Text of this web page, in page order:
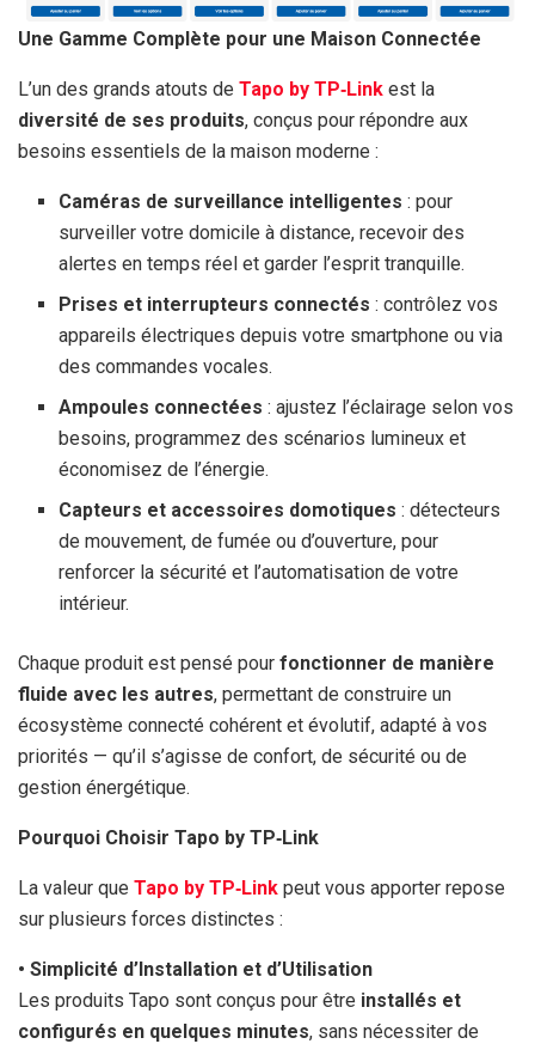
Une Gamme Complète pour une Maison Connectée
L’un des grands atouts de Tapo by TP‑Link est la
diversité de ses produits, conçus pour répondre aux
besoins essentiels de la maison moderne :
Caméras de surveillance intelligentes : pour
surveiller votre domicile à distance, recevoir des
alertes en temps réel et garder l’esprit tranquille.
Prises et interrupteurs connectés : contrôlez vos
appareils électriques depuis votre smartphone ou via
des commandes vocales.
Ampoules connectées : ajustez l’éclairage selon vos
besoins, programmez des scénarios lumineux et
économisez de l’énergie.
Capteurs et accessoires domotiques : détecteurs
de mouvement, de fumée ou d’ouverture, pour
renforcer la sécurité et l’automatisation de votre
intérieur.
Chaque produit est pensé pour fonctionner de manière
fluide avec les autres, permettant de construire un
écosystème connecté cohérent et évolutif, adapté à vos
priorités — qu’il s’agisse de confort, de sécurité ou de
gestion énergétique.
Pourquoi Choisir Tapo by TP‑Link
La valeur que Tapo by TP‑Link peut vous apporter repose
sur plusieurs forces distinctes :
• Simplicité d’Installation et d’Utilisation
Les produits Tapo sont conçus pour être installés et
configurés en quelques minutes, sans nécessiter de